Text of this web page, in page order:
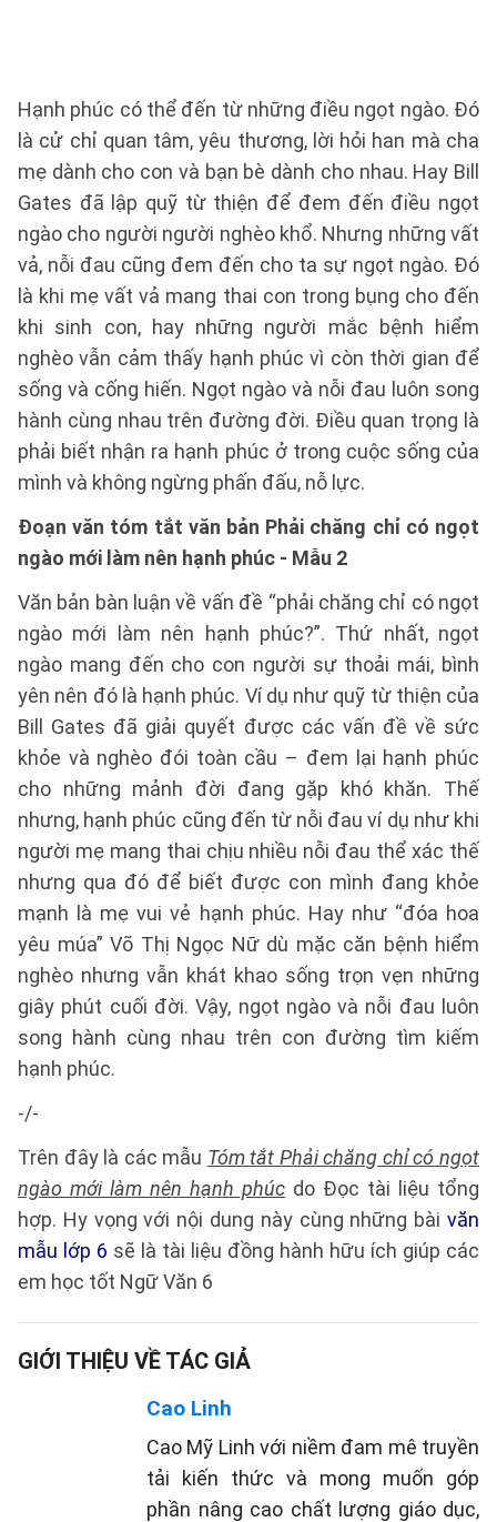
Hạnh phúc có thể đến từ những điều ngọt ngào. Đó
là cử chỉ quan tâm, yêu thương, lời hỏi han mà cha
mẹ dành cho con và bạn bè dành cho nhau. Hay Bill
Gates đã lập quỹ từ thiện để đem đến điều ngọt
ngào cho người người nghèo khổ. Nhưng những vất
vả, nỗi đau cũng đem đến cho ta sự ngọt ngào. Đó
là khi mẹ vất vả mang thai con trong bụng cho đến
khi sinh con, hay những người mắc bệnh hiểm
nghèo vẫn cảm thấy hạnh phúc vì còn thời gian để
sống và cống hiến. Ngọt ngào và nỗi đau luôn song
hành cùng nhau trên đường đời. Điều quan trọng là
phải biết nhận ra hạnh phúc ở trong cuộc sống của
mình và không ngừng phấn đấu, nỗ lực.
Đoạn văn tóm tắt văn bản Phải chăng chỉ có ngọt
ngào mới làm nên hạnh phúc - Mẫu 2
Văn bản bàn luận về vấn đề “phải chăng chỉ có ngọt
ngào mới làm nên hạnh phúc?”. Thứ nhất, ngọt
ngào mang đến cho con người sự thoải mái, bình
yên nên đó là hạnh phúc. Ví dụ như quỹ từ thiện của
Bill Gates đã giải quyết được các vấn đề về sức
khỏe và nghèo đói toàn cầu – đem lại hạnh phúc
cho những mảnh đời đang gặp khó khăn. Thế
nhưng, hạnh phúc cũng đến từ nỗi đau ví dụ như khi
người mẹ mang thai chịu nhiều nỗi đau thể xác thế
nhưng qua đó để biết được con mình đang khỏe
mạnh là mẹ vui vẻ hạnh phúc. Hay như “đóa hoa
yêu múa” Võ Thị Ngọc Nữ dù mặc căn bệnh hiểm
nghèo nhưng vẫn khát khao sống trọn vẹn những
giây phút cuối đời. Vậy, ngọt ngào và nỗi đau luôn
song hành cùng nhau trên con đường tìm kiếm
hạnh phúc.
-/-
Trên đây là các mẫu Tóm tắt Phải chăng chỉ có ngọt
ngào mới làm nên hạnh phúc do Đọc tài liệu tổng
hợp. Hy vọng với nội dung này cùng những bài văn
mẫu lớp 6 sẽ là tài liệu đồng hành hữu ích giúp các
em học tốt Ngữ Văn 6
GIỚI THIỆU VỀ TÁC GIẢ
Cao Linh
Cao Mỹ Linh với niềm đam mê truyền
tải kiến thức và mong muốn góp
phần nâng cao chất lượng giáo dục,